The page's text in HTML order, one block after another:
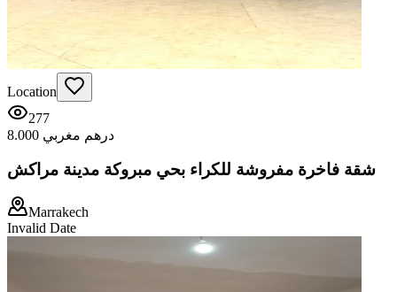
Location
277
8.000 درهم مغربي
شقة فاخرة مفروشة للكراء بحي مبروكة مدينة مراكش
Marrakech
Invalid Date